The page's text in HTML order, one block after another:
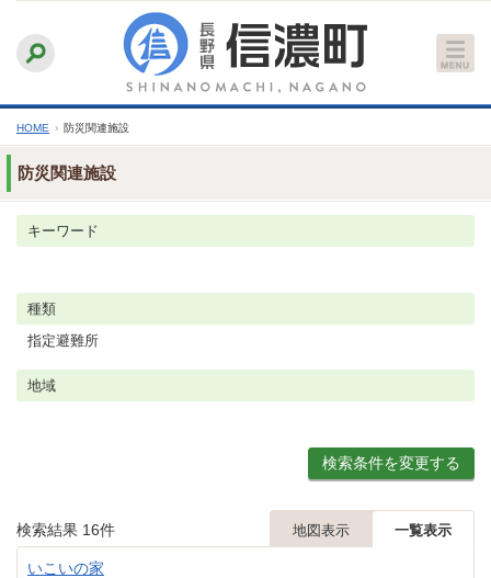
文
へ
ふりがなをつける
文字サイズ
縮小 標準 拡大
HOME › 防災関連施設
防災関連施設
キーワード
種類
指定避難所
地域
検索条件を変更する
検索結果 16件 地図表示 一覧表示
いこいの家